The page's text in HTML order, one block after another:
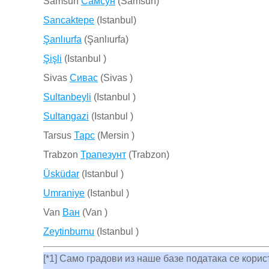
Sancaktepe (Istanbul)
Şanlıurfa (Şanlıurfa)
Şişli (Istanbul )
Sivas Сивас (Sivas )
Sultanbeyli (Istanbul )
Sultangazi (Istanbul )
Tarsus Тарс (Mersin )
Trabzon Трапезунт (Trabzon)
Üsküdar (Istanbul )
Umraniye (Istanbul )
Van Ван (Van )
Zeytinburnu (Istanbul )
[*1] Само градови из наше базе података се